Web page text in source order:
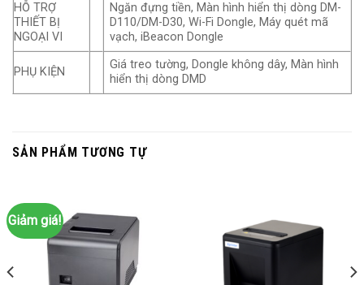
HỖ TRỢ
THIẾT BỊ
NGOẠI VI
Ngăn đựng tiền, Màn hình hiển thị dòng DM-
D110/DM-D30, Wi-Fi Dongle, Máy quét mã
vạch, iBeacon Dongle
PHỤ KIỆN
Giá treo tường, Dongle không dây, Màn hình
hiển thị dòng DMD
SẢN PHẨM TƯƠNG TỰ
Giảm giá!